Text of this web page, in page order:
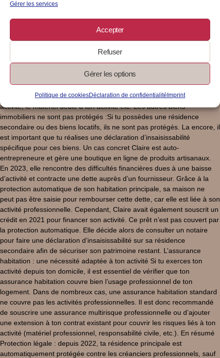
Gérer les services
Accepter
Refuser
Gérer les options
Politique de cookiesDéclaration de confidentialité Imprint
notaire et publiée pour être opposable aux créanciers. Cela te permet
as contracté des dettes avant le 14 février 2022, ta résidence
principale reste exposée. Il est donc fortement recommandé de
réaliser une déclaration d’insaisissabilité auprès d’un notaire pour
protéger ces créances plus anciennes. Seuls les biens affectés à
l’activité professionnelle peuvent être saisis :Par défaut, tous les biens
utilisés dans le cadre de ton activité professionnelle peuvent être saisis
par les créanciers. Par exemple, le véhicule que tu utilises pour ton
activité, le matériel dédié à ton activité etc. Les autres biens
immobiliers ne sont pas protégés :Si tu possèdes une résidence
secondaire ou des biens locatifs, ils ne sont pas protégés. La encore, il
est important que tu réalises une déclaration d’insaisissabilité
spécifique pour ces biens. Un cas concret Claire est auto-
entrepreneure et gère une boutique en ligne de produits artisanaux.
En 2023, elle rencontre des difficultés financières dues à une baisse
d’activité et contracte une dette auprès d’un fournisseur. Grâce à la
protection automatique de son habitation principale, sa maison ne
peut pas être saisie pour rembourser cette dette, car elle est liée à son
activité professionnelle. Cependant, Claire avait également souscrit un
crédit en 2021 pour financer son activité. Ce prêt n’est pas couvert par
la protection automatique. Elle décide alors de consulter un notaire
pour faire une déclaration d’insaisissabilité sur sa résidence
secondaire afin de sécuriser son patrimoine restant. L’assurance
habitation : une nécessité adaptée à ton activité Si tu exerces ton
activité depuis ton domicile, il est essentiel de vérifier que ton
assurance habitation couvre bien l’usage professionnel de ton
logement. Dans de nombreux cas, une assurance habitation standard
ne couvre pas les activités professionnelles. Il est donc recommandé
de souscrire une assurance multirisque professionnelle ou d’ajouter
une extension à ton contrat existant pour couvrir les risques liés à ton
activité (matériel professionnel, responsabilité civile, etc.). En résumé
Protection légale : depuis 2022, ta résidence principale est
automatiquement protégée contre les créanciers professionnels, sauf